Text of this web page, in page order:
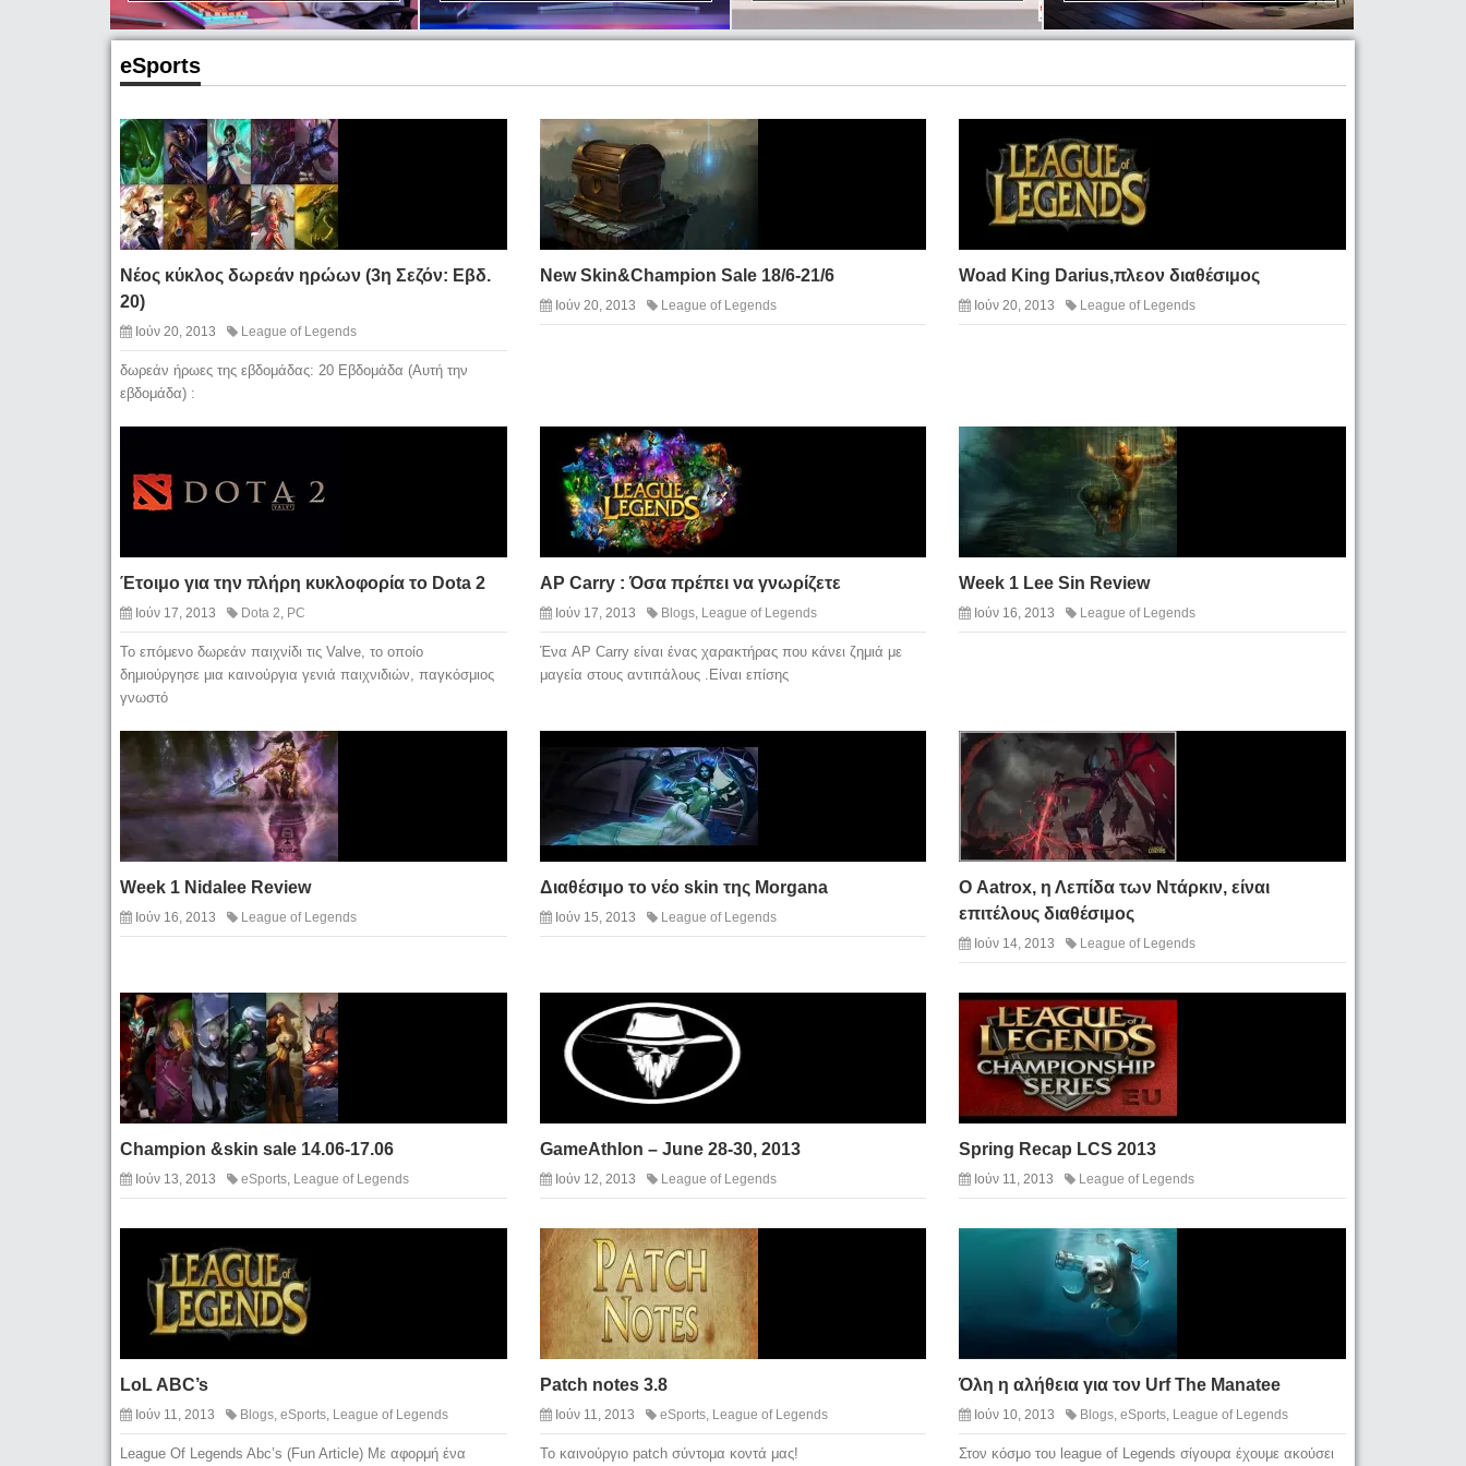
eSports
Nέος κύκλος δωρεάν ηρώων (3η Σεζόν: Εβδ.
20)
Ιούν 20, 2013 League of Legends
δωρεάν ήρωες της εβδομάδας: 20 Εβδομάδα (Αυτή την
εβδομάδα) :
New Skin&Champion Sale 18/6-21/6
Ιούν 20, 2013 League of Legends
Woad King Darius,πλεον διαθέσιμος
Ιούν 20, 2013 League of Legends
Έτοιμο για την πλήρη κυκλοφορία το Dota 2
Ιούν 17, 2013 Dota 2, PC
Το επόμενο δωρεάν παιχνίδι τις Valve, το οποίο
δημιούργησε μια καινούργια γενιά παιχνιδιών, παγκόσμιος
γνωστό
AP Carry : Όσα πρέπει να γνωρίζετε
Ιούν 17, 2013 Blogs, League of Legends
Ένα AP Carry είναι ένας χαρακτήρας που κάνει ζημιά με
μαγεία στους αντιπάλους .Είναι επίσης
Week 1 Lee Sin Review
Ιούν 16, 2013 League of Legends
Week 1 Nidalee Review
Ιούν 16, 2013 League of Legends
Διαθέσιμο το νέο skin της Morgana
Ιούν 15, 2013 League of Legends
Ο Aatrox, η Λεπίδα των Ντάρκιν, είναι
επιτέλους διαθέσιμος
Ιούν 14, 2013 League of Legends
Champion &skin sale 14.06-17.06
Ιούν 13, 2013 eSports, League of Legends
GameAthlon – June 28-30, 2013
Ιούν 12, 2013 League of Legends
Spring Recap LCS 2013
Ιούν 11, 2013 League of Legends
LoL ABC’s
Ιούν 11, 2013 Blogs, eSports, League of Legends
League Of Legends Abc’s (Fun Article) Με αφορμή ένα
Patch notes 3.8
Ιούν 11, 2013 eSports, League of Legends
To καινούργιο patch σύντομα κοντά μας!
Όλη η αλήθεια για τον Urf The Manatee
Ιούν 10, 2013 Blogs,eSports, League of Legends
Στον κόσμο του league of Legends σίγουρα έχουμε ακούσει